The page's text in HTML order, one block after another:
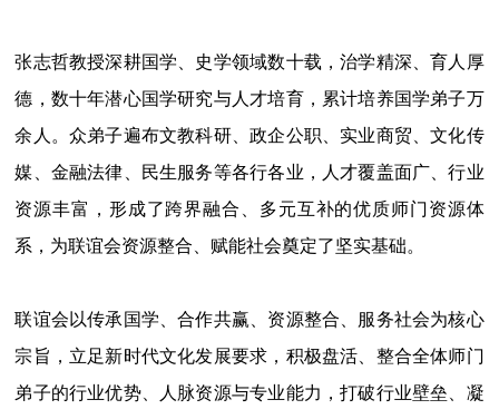
张志哲教授深耕国学、史学领域数十载，治学精深、育人厚
德，数十年潜心国学研究与人才培育，累计培养国学弟子万
余人。众弟子遍布文教科研、政企公职、实业商贸、文化传
媒、金融法律、民生服务等各行各业，人才覆盖面广、行业
资源丰富，形成了跨界融合、多元互补的优质师门资源体
系，为联谊会资源整合、赋能社会奠定了坚实基础。
联谊会以传承国学、合作共赢、资源整合、服务社会为核心
宗旨，立足新时代文化发展要求，积极盘活、整合全体师门
弟子的行业优势、人脉资源与专业能力，打破行业壁垒、凝